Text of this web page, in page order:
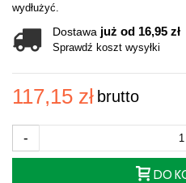
wydłużyć.
Dostawa już od 16,95 zł
Sprawdź koszt wysyłki
117,15 zł brutto
-
DO